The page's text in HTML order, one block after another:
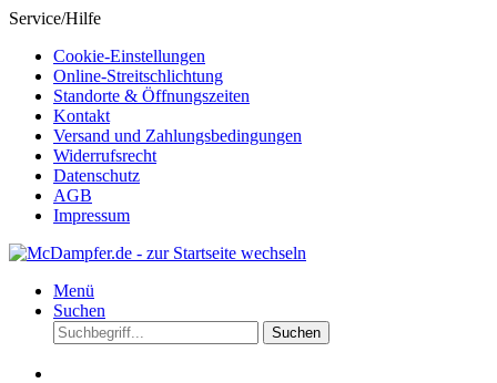
Service/Hilfe
Cookie-Einstellungen
Online-Streitschlichtung
Standorte & Öffnungszeiten
Kontakt
Versand und Zahlungsbedingungen
Widerrufsrecht
Datenschutz
AGB
Impressum
Menü
Suchen
Suchen